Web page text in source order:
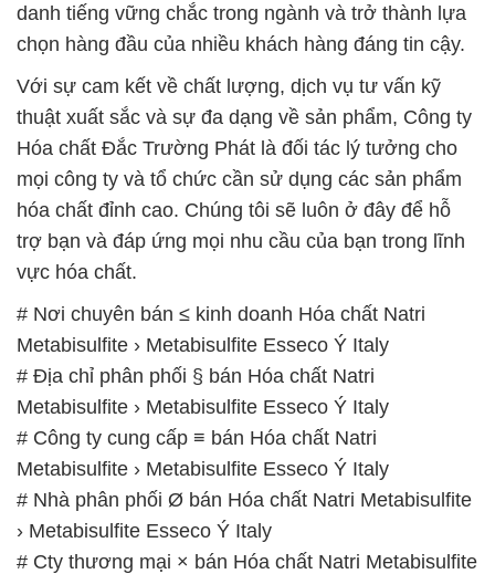
danh tiếng vững chắc trong ngành và trở thành lựa
chọn hàng đầu của nhiều khách hàng đáng tin cậy.
Với sự cam kết về chất lượng, dịch vụ tư vấn kỹ
thuật xuất sắc và sự đa dạng về sản phẩm, Công ty
Hóa chất Đắc Trường Phát là đối tác lý tưởng cho
mọi công ty và tổ chức cần sử dụng các sản phẩm
hóa chất đỉnh cao. Chúng tôi sẽ luôn ở đây để hỗ
trợ bạn và đáp ứng mọi nhu cầu của bạn trong lĩnh
vực hóa chất.
# Nơi chuyên bán ≤ kinh doanh Hóa chất Natri
Metabisulfite › Metabisulfite Esseco Ý Italy
# Địa chỉ phân phối § bán Hóa chất Natri
Metabisulfite › Metabisulfite Esseco Ý Italy
# Công ty cung cấp ≡ bán Hóa chất Natri
Metabisulfite › Metabisulfite Esseco Ý Italy
# Nhà phân phối Ø bán Hóa chất Natri Metabisulfite
› Metabisulfite Esseco Ý Italy
# Cty thương mại × bán Hóa chất Natri Metabisulfite